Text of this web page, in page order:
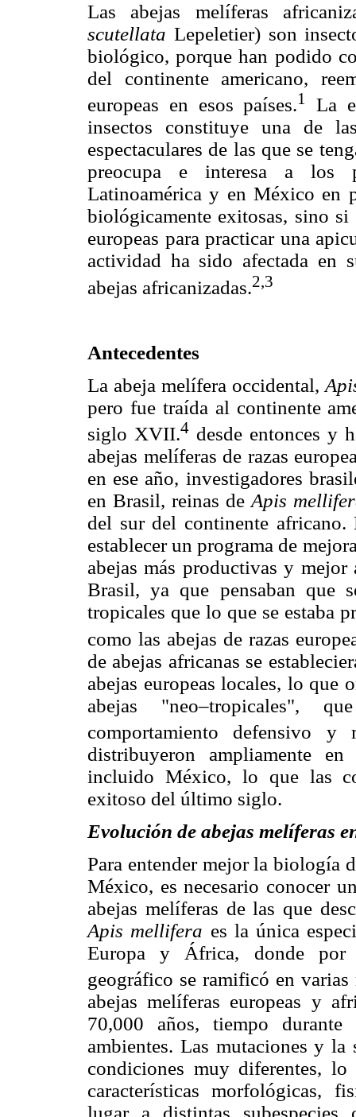
Las abejas melíferas
scutellata Lepeletier) son
biológico, porque han podido
del continente americano,
europeas en esos países.1
La
insectos constituye una de
espectaculares de las que se
preocupa e interesa a los
Latinoamérica y en México en
biológicamente exitosas, sino si
europeas para practicar una
actividad ha sido afectada en
abejas africanizadas.2,3
Antecedentes
La abeja melífera occidental,
pero fue traída al continente
siglo XVII.4 desde entonces y
abejas melíferas de razas
en ese año, investigadores
en Brasil, reinas de Apis
del sur del continente africano.
establecer un programa de
abejas más productivas y mejor
Brasil, ya que pensaban que
tropicales que lo que se estaba
como las abejas de razas
de abejas africanas se
abejas europeas locales, lo que
abejas "neo–tropicales",
comportamiento defensivo y
distribuyeron ampliamente
incluido México, lo que las
exitoso del último siglo.
Evolución de abejas melíferas
Para entender mejor la biología
México, es necesario conocer
abejas melíferas de las que
Apis mellifera es la única
Europa y África, donde por
geográfico se ramificó en varias
abejas melíferas europeas y
70,000 años, tiempo
ambientes. Las mutaciones y
condiciones muy diferentes,
características morfológicas,